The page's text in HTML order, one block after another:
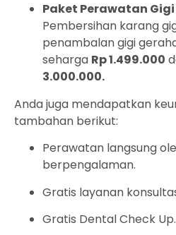
Paket Perawatan
Pembersihan karang
penambalan gigi
seharga Rp 1.499.000
3.000.000.
Anda juga mendapatkan
tambahan berikut:
Perawatan langsung
berpengalaman.
Gratis layanan
Gratis Dental Check Up.